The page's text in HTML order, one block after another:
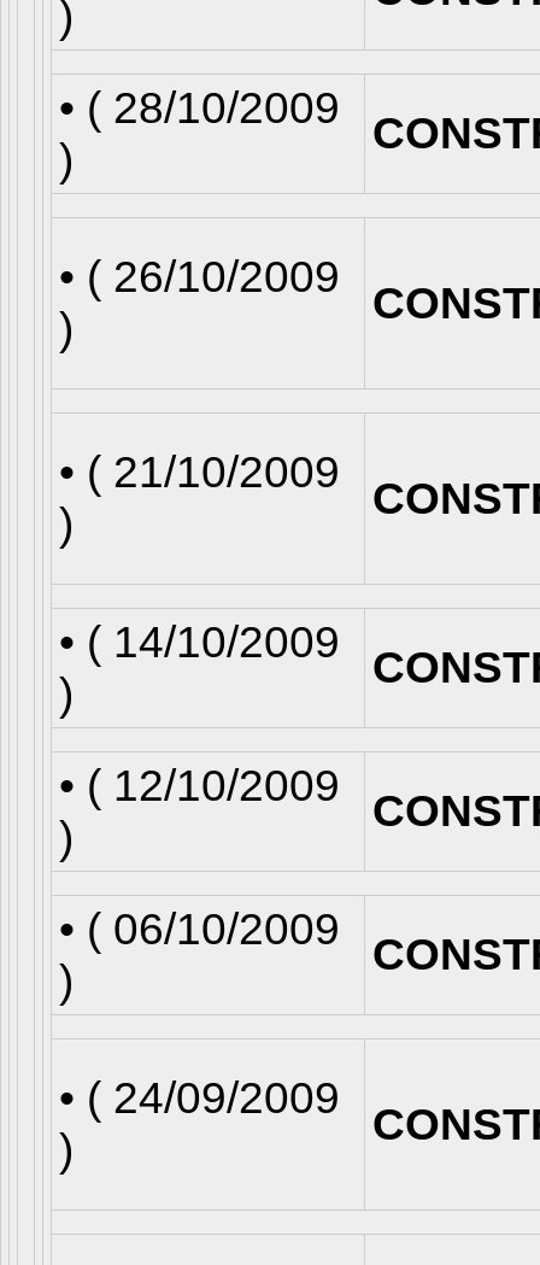
)
• ( 28/10/2009
)
• ( 26/10/2009
)
• ( 21/10/2009
)
• ( 14/10/2009
)
• ( 12/10/2009
)
• ( 06/10/2009
)
• ( 24/09/2009
)